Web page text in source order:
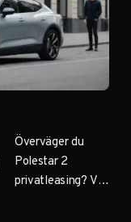
Överväger du
Polestar 2
privatleasing? Vår